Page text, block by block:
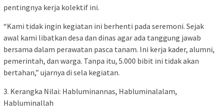
pentingnya kerja kolektif ini.
“Kami tidak ingin kegiatan ini berhenti pada seremoni. Sejak
awal kami libatkan desa dan dinas agar ada tanggung jawab
bersama dalam perawatan pasca tanam. Ini kerja kader, alumni,
pemerintah, dan warga. Tanpa itu, 5.000 bibit ini tidak akan
bertahan,” ujarnya di sela kegiatan.
3. Kerangka Nilai: Habluminannas, Habluminalalam,
Habluminallah